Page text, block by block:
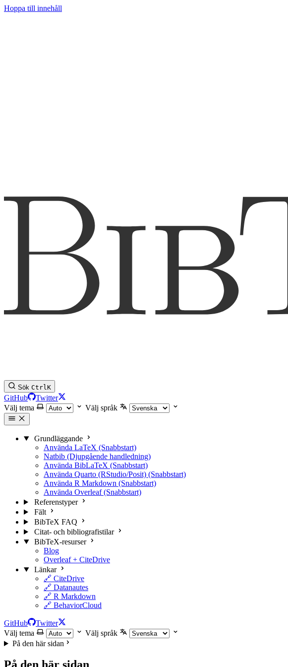
Hoppa till innehåll
Sök CtrlK
GitHub
Twitter
Välj tema
Välj språk
Grundläggande
Använda LaTeX (Snabbstart)
Natbib (Djupgående handledning)
Använda BibLaTeX (Snabbstart)
Använda Quarto (RStudio/Posit) (Snabbstart)
Använda R Markdown (Snabbstart)
Använda Overleaf (Snabbstart)
Referenstyper
Fält
BibTeX FAQ
Citat- och bibliografistilar
BibTeX-resurser
Blog
Overleaf + CiteDrive
Länkar
🔗 CiteDrive
🔗 Datanautes
🔗 R Markdown
🔗 BehaviorCloud
GitHub
Twitter
Välj tema
Välj språk
På den här sidan